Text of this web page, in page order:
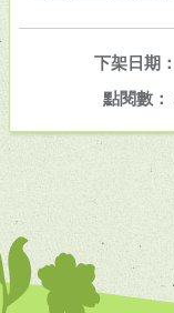
下架日期：
點閱數：